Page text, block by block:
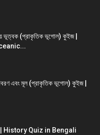
ভূত্বক (প্রাকৃতিক ভূগোল) কুইজ |
এবং মূল (প্রাকৃতিক ভূগোল) কুইজ |
| History Quiz in Bengali